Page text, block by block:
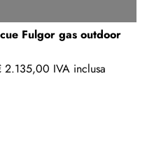
Fulgor gas outdoor
2.135,00 IVA inclusa